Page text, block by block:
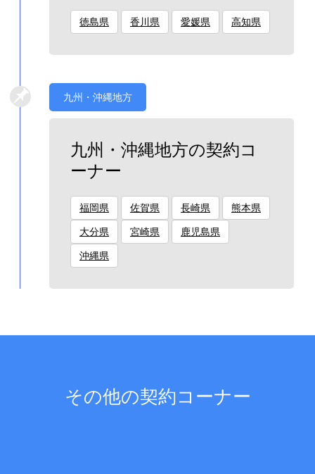
徳島県 香川県 愛媛県 高知県
九州・沖縄地方
九州・沖縄地方の契約コ
ーナー
福岡県 佐賀県 長崎県 熊本県
大分県 宮崎県 鹿児島県
沖縄県
その他の契約コーナー